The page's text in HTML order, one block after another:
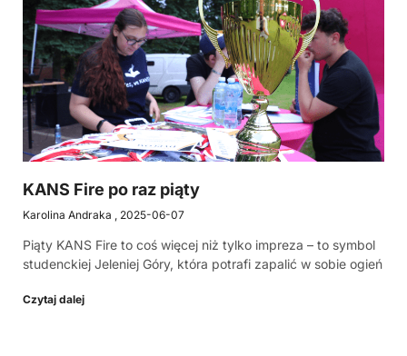
KANS Fire po raz piąty
Karolina Andraka 2025-06-07
Piąty KANS Fire to coś więcej niż tylko impreza – to symbol
studenckiej Jeleniej Góry, która potrafi zapalić w sobie ogień
Czytaj dalej